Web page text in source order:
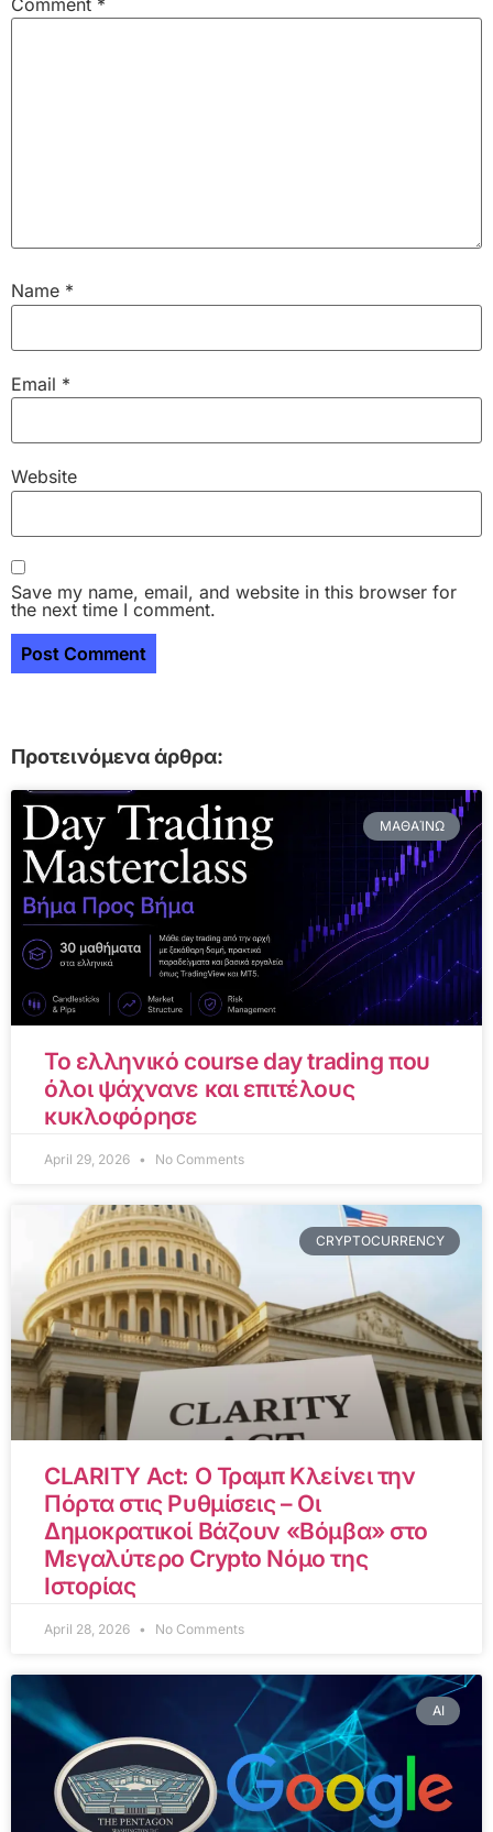
Comment *
Name *
Email *
Website
Save my name, email, and website in this browser for
the next time I comment.
Προτεινόμενα άρθρα:
ΜΑΘΑΊΝΩ
Το ελληνικό course day trading που
όλοι ψάχνανε και επιτέλους
κυκλοφόρησε
April 29, 2026 No Comments
CRYPTOCURRENCY
CLARITY Act: Ο Τραμπ Κλείνει την
Πόρτα στις Ρυθμίσεις – Οι
Δημοκρατικοί Βάζουν «Βόμβα» στο
Μεγαλύτερο Crypto Νόμο της
Ιστορίας
April 28, 2026 No Comments
AI